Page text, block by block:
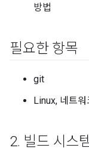
방법
필요한 항목
git
Linux, 네트
2. 빌드 시스